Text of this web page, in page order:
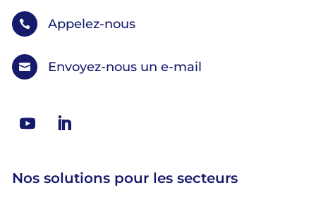
 Appelez-nous
 Envoyez-nous un e-mail
Nos solutions pour les secteurs